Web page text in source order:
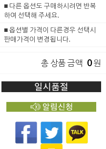
■ 다른 옵션도 구매하시려면 반복
하여 선택해 주세요.
■ 옵션별 가격이 다른경우 선택시
판매가격이 변경됩니다.
총 상품 금액 0원